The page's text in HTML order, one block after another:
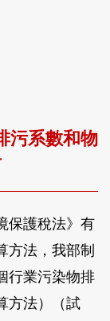
污系數和物
護稅法》有
方法，我部制
行業污染物排
方法）（試